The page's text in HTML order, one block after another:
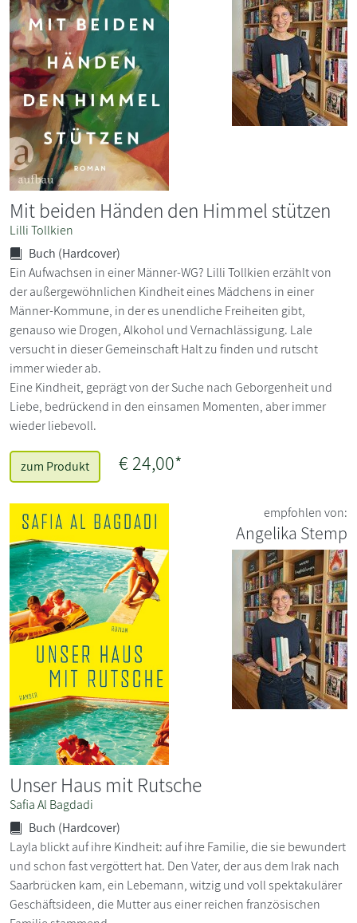
Mit beiden Händen den Himmel stützen
Lilli Tollkien
Buch (Hardcover)
Ein Aufwachsen in einer Männer-WG? Lilli Tollkien erzählt von
der außergewöhnlichen Kindheit eines Mädchens in einer
Männer-Kommune, in der es unendliche Freiheiten gibt,
genauso wie Drogen, Alkohol und Vernachlässigung. Lale
versucht in dieser Gemeinschaft Halt zu finden und rutscht
immer wieder ab.
Eine Kindheit, geprägt von der Suche nach Geborgenheit und
Liebe, bedrückend in den einsamen Momenten, aber immer
wieder liebevoll.
zum Produkt € 24,00*
empfohlen von:
Angelika Stemp
Unser Haus mit Rutsche
Safia Al Bagdadi
Buch (Hardcover)
Layla blickt auf ihre Kindheit: auf ihre Familie, die sie bewundert
und schon fast vergöttert hat. Den Vater, der aus dem Irak nach
Saarbrücken kam, ein Lebemann, witzig und voll spektakulärer
Geschäftsideen, die Mutter aus einer reichen französischen